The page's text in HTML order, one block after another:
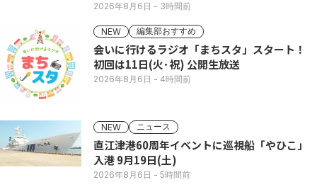
2026年8月6日 - 3時間前
NEW 編集部おすすめ
会いに行けるラジオ「まちスタ」スタート！
初回は11日(火･祝) 公開生放送
2026年8月6日 - 4時間前
NEW ニュース
直江津港60周年イベントに巡視船「やひこ」
入港 9月19日(土)
2026年8月6日 - 5時間前